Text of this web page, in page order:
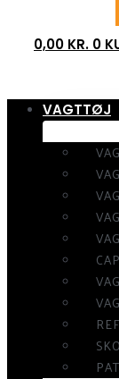
0,00 KR. 0
VAGTTØJ